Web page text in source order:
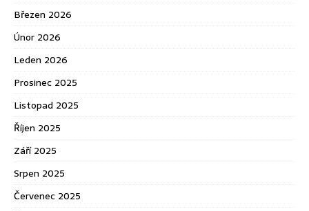
Březen 2026
Únor 2026
Leden 2026
Prosinec 2025
Listopad 2025
Říjen 2025
Září 2025
Srpen 2025
Červenec 2025